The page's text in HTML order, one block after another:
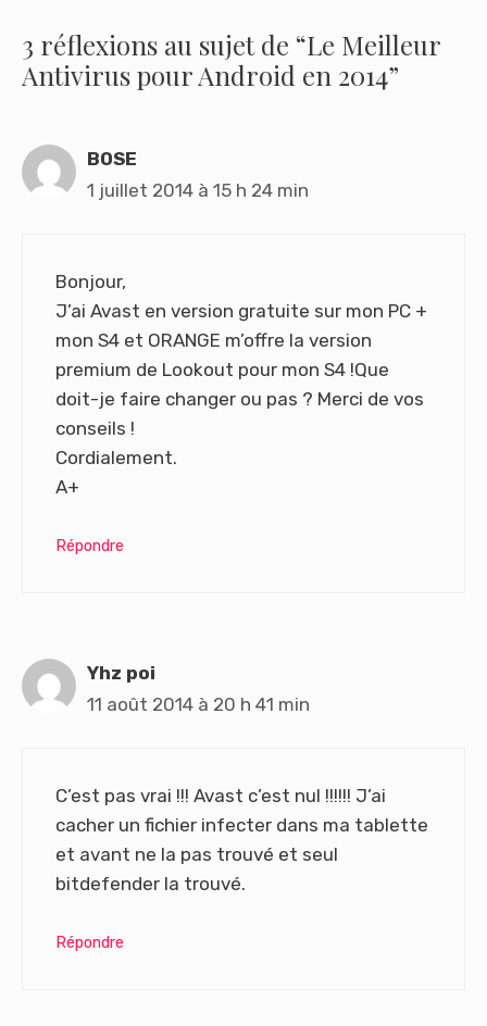
3 réflexions au sujet de “Le Meilleur
Antivirus pour Android en 2014”
BOSE
1 juillet 2014 à 15 h 24 min
Bonjour,
J’ai Avast en version gratuite sur mon PC +
mon S4 et ORANGE m’offre la version
premium de Lookout pour mon S4 !Que
doit-je faire changer ou pas ? Merci de vos
conseils !
Cordialement.
A+
Répondre
Yhz poi
11 août 2014 à 20 h 41 min
C’est pas vrai !!! Avast c’est nul !!!!!! J’ai
cacher un fichier infecter dans ma tablette
et avant ne la pas trouvé et seul
bitdefender la trouvé.
Répondre